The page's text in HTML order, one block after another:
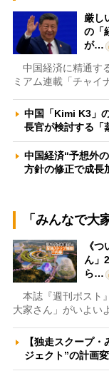
厳し
の「
が…
中国経済に精通す
ミアム連載「チャイ
中国「Kimi K3」
長官が検討する
中国経済“予想外
方針の修正で成
「みんなで大
《
ん」
ら…
本誌『週刊ポスト
大家さん」がいよい
【独走スクープ
ジェクト”の計画